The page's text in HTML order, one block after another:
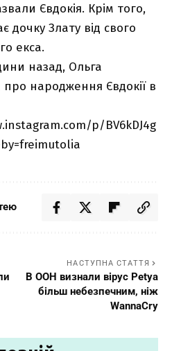
Євдокія. Крім того,
дочку Злату від свого
екса.
назад, Ольга
про народження Євдокії в
p/BV6kDJ4g
НАСТУПНА СТАТТЯ
В ООН визнали вірус Petya
більш небезпечним, ніж
WannaCry